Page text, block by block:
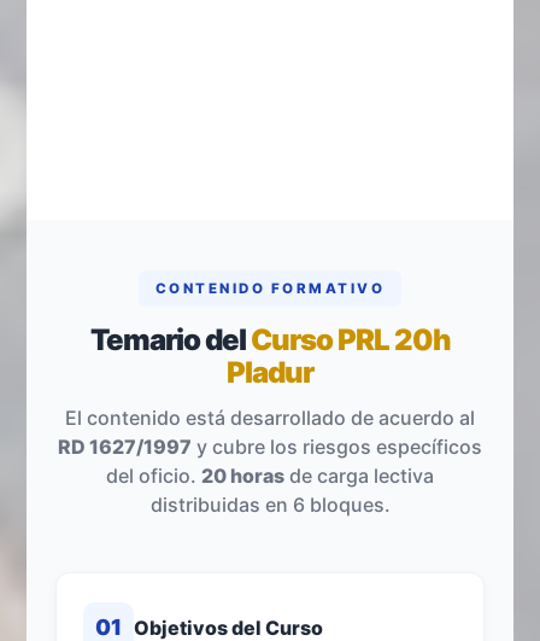
CONTENIDO FORMATIVO
Temario delCurso PRL 20h
Pladur
El contenido está desarrollado de acuerdo al
RD 1627/1997 y cubre los riesgos específicos
del oficio. 20 horas de carga lectiva
distribuidas en 6 bloques.
01 Objetivos del Curso